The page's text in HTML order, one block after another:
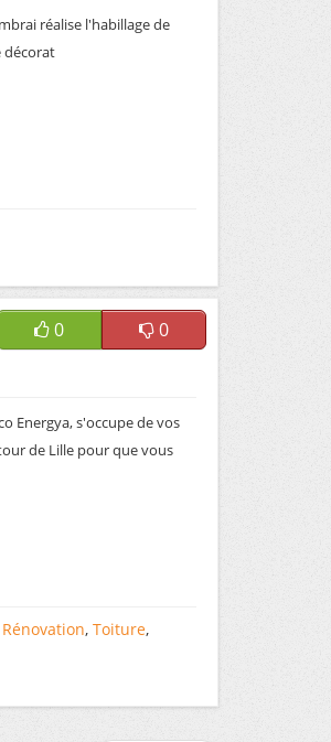
réalise l'habillage de
décorat
0 0
Energya, s'occupe de vos
de Lille pour que vous
Rénovation, Toiture,